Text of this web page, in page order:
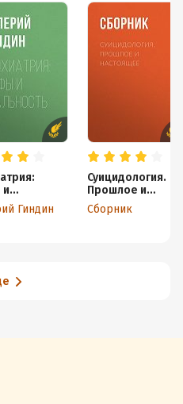
Гиндин
Суицидология.
Прошлое и
настоящее
Сборник